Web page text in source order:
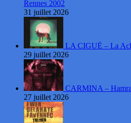
Rennes 2002
31 juillet 2026
LA CIGUË – La
29 juillet 2026
CARMINA – Hamra
27 juillet 2026